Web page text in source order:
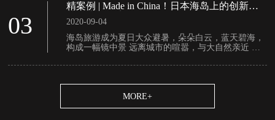
03
精案例 | Made in China！日本海岛上的创新集
2020-09-04
海岛旅游成为夏日大众避暑，朵朵白云，蓝天碧海，
构成一幅镜中景 远离城市的喧嚣，与大自然亲近 得
的******旅游场所.....
MORE+